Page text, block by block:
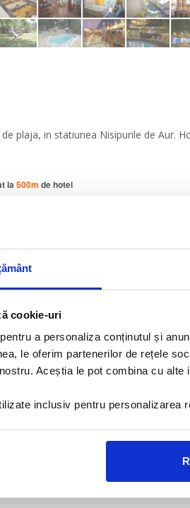
cookie-uri
a personaliza conținutul și
le oferim partenerilor de rețele
Aceștia le pot combina cu
inclusiv pentru personalizarea
plaja, in statiunea Nisipurile de Aur.
la500m de hotel